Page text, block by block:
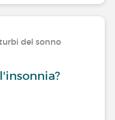
del sonno